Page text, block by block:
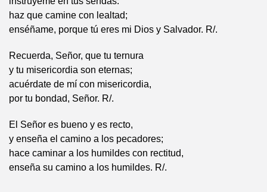
haz que camine con lealtad;
enséñame, porque tú eres mi Dios y Salvador. R/.
Recuerda, Señor, que tu ternura
y tu misericordia son eternas;
acuérdate de mí con misericordia,
por tu bondad, Señor. R/.
El Señor es bueno y es recto,
y enseña el camino a los pecadores;
hace caminar a los humildes con rectitud,
enseña su camino a los humildes. R/.